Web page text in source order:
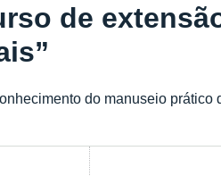
de
do manuseio prático